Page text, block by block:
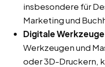
insbesondere für
Marketing und
Digitale Werkzeuge
Werkzeugen und
oder 3D-Druckern,